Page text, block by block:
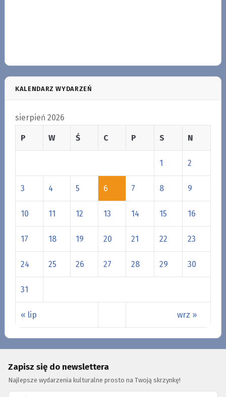
KALENDARZ WYDARZEŃ
sierpień 2026
P W Ś C P S N
« lip wrz »
1 2
3 4 5 6 7 8 9
10 11 12 13 14 15 16
17 18 19 20 21 22 23
24 25 26 27 28 29 30
31
Zapisz się do newslettera
Najlepsze wydarzenia kulturalne prosto na Twoją skrzynkę!